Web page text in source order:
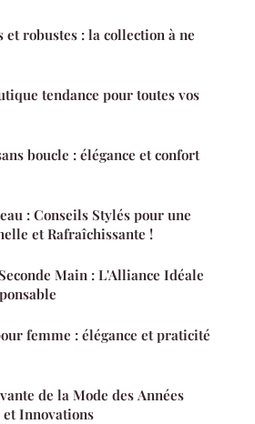
et robustes : la collection à ne
tendance pour toutes vos
boucle : élégance et confort
: Conseils Stylés pour une
et Rafraîchissante !
Main : L'Alliance Idéale
femme : élégance et praticité
de la Mode des Années
et Innovations